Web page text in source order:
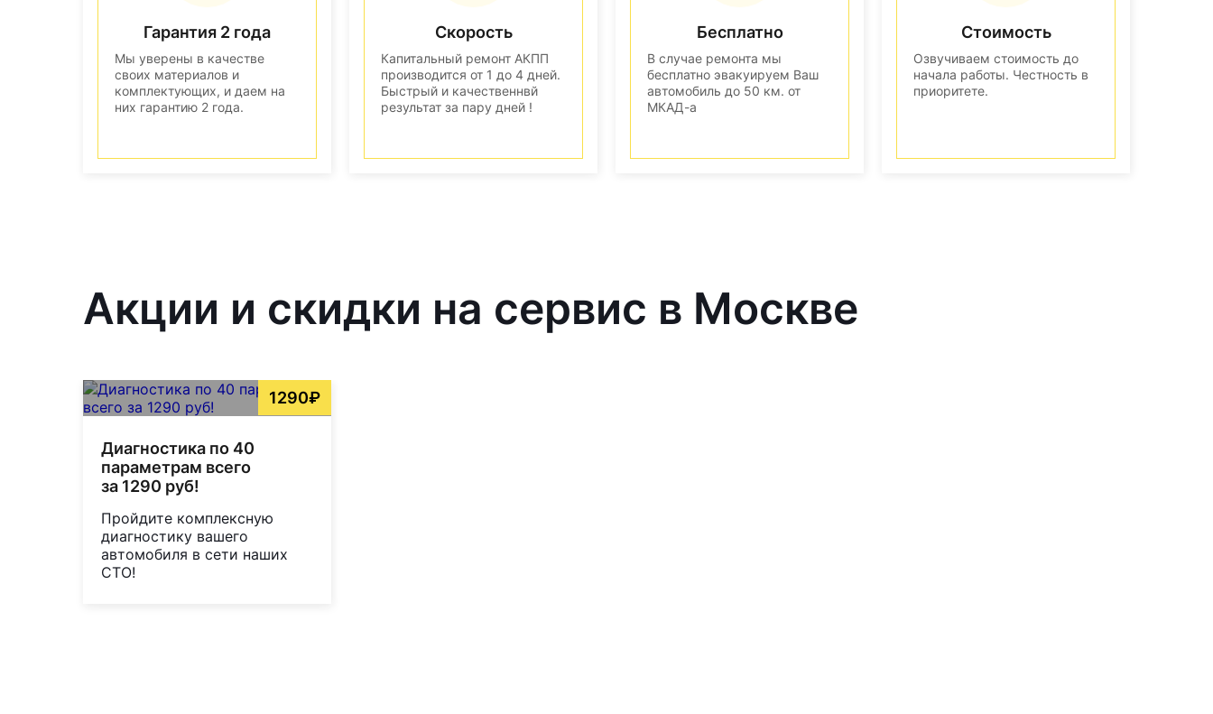
Гарантия 2 года
Мы уверены в качестве
своих материалов и
комплектующих, и даем на
них гарантию 2 года.
Скорость
Капитальный ремонт АКПП
производится от 1 до 4 дней.
Быстрый и качественнвй
результат за пару дней !
Бесплатно
В случае ремонта мы
бесплатно эвакуируем Ваш
автомобиль до 50 км. от
МКАД-а
Стоимость
Озвучиваем стоимость до
начала работы. Честность в
приоритете.
Акции и скидки на сервис в Москве
1290₽
Диагностика по 40
параметрам всего
за 1290 руб!
Пройдите комплексную
диагностику вашего
автомобиля в сети наших
СТО!